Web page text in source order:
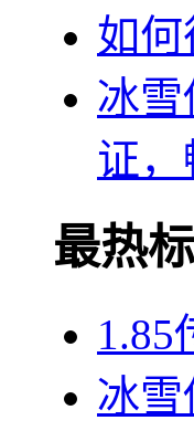
如
冰
证
最热
1.85
冰雪